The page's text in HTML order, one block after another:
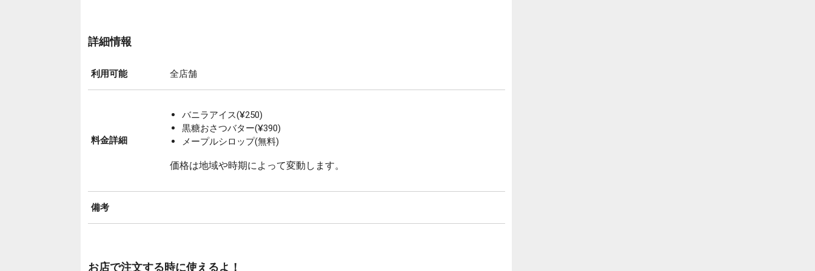
詳細情報
利用可能 全店舗
料金詳細
バニラアイス(¥250)
黒糖おさつバター(¥390)
メープルシロップ(無料)
価格は地域や時期によって変動します。
備考
お店で注文する時に使えるよ！